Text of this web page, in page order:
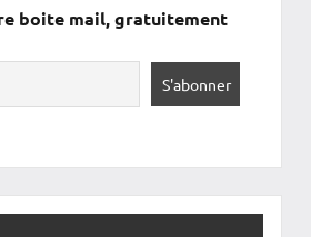
boite mail, gratuitement